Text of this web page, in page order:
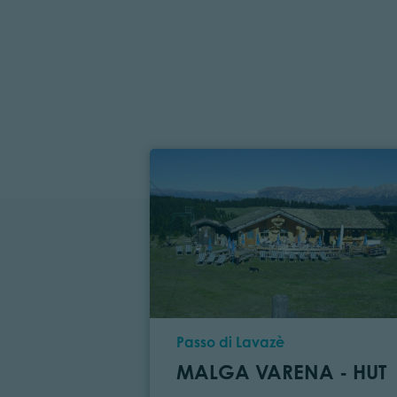
Location
Passo di Lavazè
MALGA VARENA - HUT